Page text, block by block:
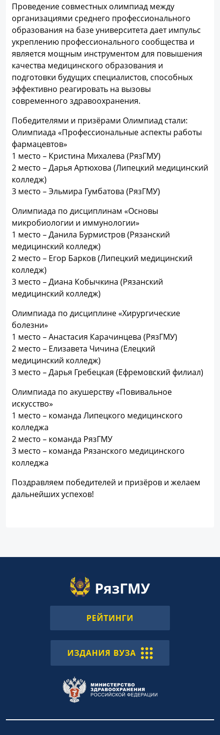
Проведение совместных олимпиад между
организациями среднего профессионального
образования на базе университета дает импульс
укреплению профессионального сообщества и
является мощным инструментом для повышения
качества медицинского образования и
подготовки будущих специалистов, способных
эффективно реагировать на вызовы
современного здравоохранения.
Победителями и призёрами Олимпиад стали:
Олимпиада «Профессиональные аспекты работы
фармацевтов»
1 место – Кристина Михалева (РязГМУ)
2 место – Дарья Артюхова (Липецкий медицинский
колледж)
3 место – Эльмира Гумбатова (РязГМУ)
Олимпиада по дисциплинам «Основы
микробиологии и иммунологии»
1 место – Данила Бурмистров (Рязанский
медицинский колледж)
2 место – Егор Барков (Липецкий медицинский
колледж)
3 место – Диана Кобычкина (Рязанский
медицинский колледж)
Олимпиада по дисциплине «Хирургические
болезни»
1 место – Анастасия Карачинцева (РязГМУ)
2 место – Елизавета Чичина (Елецкий
медицинский колледж)
3 место – Дарья Гребецкая (Ефремовский филиал)
Олимпиада по акушерству «Повивальное
искусство»
1 место – команда Липецкого медицинского
колледжа
2 место – команда РязГМУ
3 место – команда Рязанского медицинского
колледжа
Поздравляем победителей и призёров и желаем
дальнейших успехов!
РЕЙТИНГИ
ИЗДАНИЯ ВУЗА